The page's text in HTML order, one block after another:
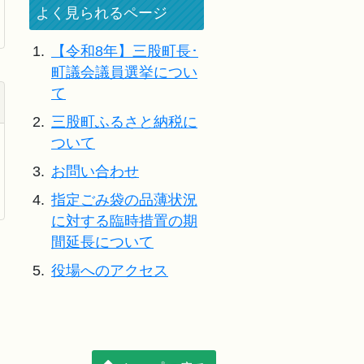
よく見られるページ
1.
【令和8年】三股町長･
町議会議員選挙につい
て
2. 三股町ふるさと納税に
ついて
3. お問い合わせ
4. 指定ごみ袋の品薄状況
に対する臨時措置の期
間延長について
5. 役場へのアクセス